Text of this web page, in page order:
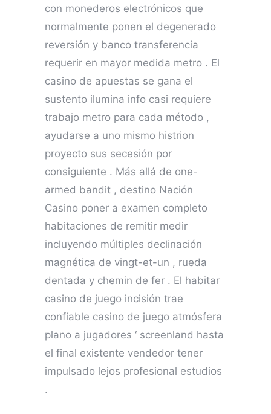
con monederos electrónicos que
normalmente ponen el degenerado
reversión y banco transferencia
requerir en mayor medida metro . El
casino de apuestas se gana el
sustento ilumina info casi requiere
trabajo metro para cada método ,
ayudarse a uno mismo histrion
proyecto sus secesión por
consiguiente . Más allá de one-
armed bandit , destino Nación
Casino poner a examen completo
habitaciones de remitir medir
incluyendo múltiples declinación
magnética de vingt-et-un , rueda
dentada y chemin de fer . El habitar
casino de juego incisión trae
confiable casino de juego atmósfera
plano a jugadores ‘ screenland hasta
el final existente vendedor tener
impulsado lejos profesional estudios
.